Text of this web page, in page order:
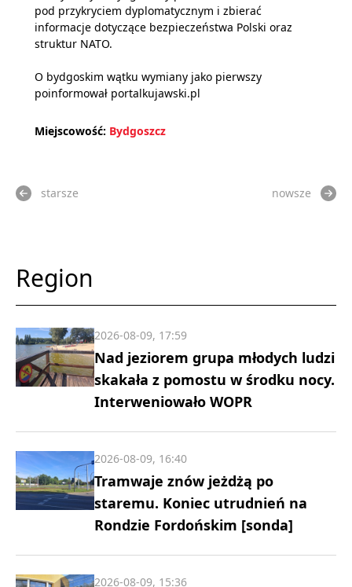
pod przykryciem dyplomatycznym i zbierać
informacje dotyczące bezpieczeństwa Polski oraz
struktur NATO.
O bydgoskim wątku wymiany jako pierwszy
poinformował portalkujawski.pl
Miejscowość: Bydgoszcz
starsze nowsze
Region
Nad jeziorem grupa młodych ludzi
skakała z pomostu w środku nocy.
Interweniowało WOPR
2026-08-09, 17:59
Tramwaje znów jeżdżą po
staremu. Koniec utrudnień na
Rondzie Fordońskim [sonda]
2026-08-09, 16:40
2026-08-09, 15:36